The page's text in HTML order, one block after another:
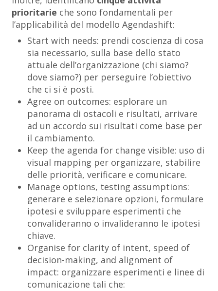
prioritarie che sono fondamentali per
l’applicabilità del modello Agendashift:
Start with needs: prendi coscienza di cosa
sia necessario, sulla base dello stato
attuale dell’organizzazione (chi siamo?
dove siamo?) per perseguire l’obiettivo
che ci si è posti.
Agree on outcomes: esplorare un
panorama di ostacoli e risultati, arrivare
ad un accordo sui risultati come base per
il cambiamento.
Keep the agenda for change visible: uso di
visual mapping per organizzare, stabilire
delle priorità, verificare e comunicare.
Manage options, testing assumptions:
generare e selezionare opzioni, formulare
ipotesi e sviluppare esperimenti che
convalideranno o invalideranno le ipotesi
chiave.
Organise for clarity of intent, speed of
decision-making, and alignment of
impact: organizzare esperimenti e linee di
comunicazione tali che: